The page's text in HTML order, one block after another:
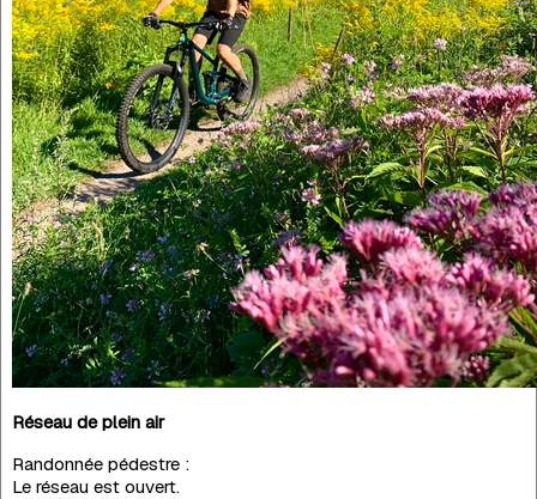
Réseau de plein air
Randonnée pédestre :
Le réseau est ouvert.